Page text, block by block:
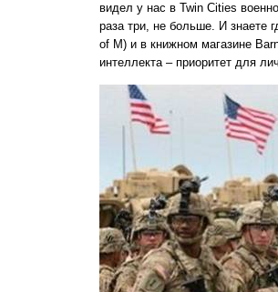
видел у нас в Twin Cities
раза три, не больше. И знаете
of M) и в книжном магазине
интеллекта – приоритет для